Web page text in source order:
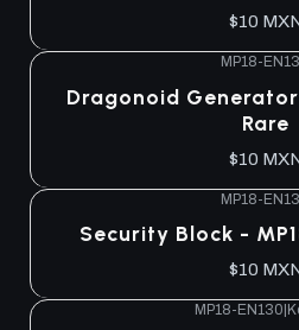
$10
MP18-
Dragonoid Generator
Rare
$10
MP18-
Security Block -
$10
MP18-EN130